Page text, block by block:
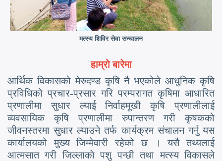
मत्स्य शिविर सेवा सन्चालन
हाम्रो बारेमा
आर्थिक विकासको मेरुदण्ड कृषि नै भएकोले आधुनिक कृषि
प्रविधिको प्रचार-प्रसार गरि परम्परागत कृषिमा आधारित
प्रणालीमा सुधार ल्याई निर्वाहमूखी कृषि प्रणालीलाई
व्यवसायिक कृषि प्रणालीमा रुपान्तरण गरी कृषकको
जीवनस्तरमा सुधार ल्याउने तर्फ कार्यक्रम संचालन गर्नु यस
कार्यालयको मुख्य जिम्मेवारी रहेको छ । यसै तथ्यलाई
आत्मसात गरी जिल्लाकाे पशु पन्छी तथा मत्स्य विकासले